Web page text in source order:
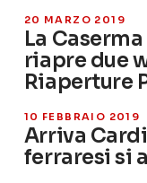
20 MARZO 2019
La
riapre due
Riaperture
10 FEBBRAIO 2019
Arriva
ferraresi si